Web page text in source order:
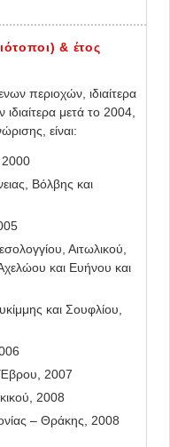
& έτος
περιοχών, ιδιαίτερα
μετά το 2004,
είναι:
2000
Βόλβης και
Αιτωλικού,
και Ευήνου και
και Σουφλίου,
Έβρου, 2007
2008
– Θράκης, 2008